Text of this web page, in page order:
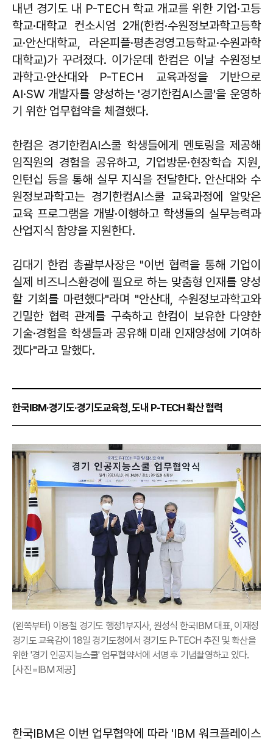
내년 경기도 내 P-TECH 학교 개교를 위한 기업·고등
학교·대학교 컨소시엄 2개(한컴·수원정보과학고등학
교·안산대학교, 라온피플·평촌경영고등학교·수원과학
대학교)가 꾸려졌다. 이가운데 한컴은 이날 수원정보
과학고·안산대와 P-TECH 교육과정을 기반으로
AI·SW 개발자를 양성하는 '경기한컴AI스쿨'을 운영하
기 위한 업무협약을 체결했다.
한컴은 경기한컴AI스쿨 학생들에게 멘토링을 제공해
임직원의 경험을 공유하고, 기업방문·현장학습 지원,
인턴십 등을 통해 실무 지식을 전달한다. 안산대와 수
원정보과학고는 경기한컴AI스쿨 교육과정에 알맞은
교육 프로그램을 개발·이행하고 학생들의 실무능력과
산업지식 함양을 지원한다.
김대기 한컴 총괄부사장은 "이번 협력을 통해 기업이
실제 비즈니스환경에 필요로 하는 맞춤형 인재를 양성
할 기회를 마련했다"라며 "안산대, 수원정보과학고와
긴밀한 협력 관계를 구축하고 한컴이 보유한 다양한
기술·경험을 학생들과 공유해 미래 인재양성에 기여하
겠다"라고 말했다.
한국IBM·경기도·경기도교육청, 도내 P-TECH 확산 협력
(왼쪽부터) 이용철 경기도 행정1부지사, 원성식 한국IBM 대표, 이재정
경기도 교육감이 18일 경기도청에서 경기도 P-TECH 추진 및 확산을
위한 '경기 인공지능스쿨' 업무협약서에 서명 후 기념촬영하고 있다.
[사진=IBM 제공]
한국IBM은 이번 업무협약에 따라 'IBM 워크플레이스